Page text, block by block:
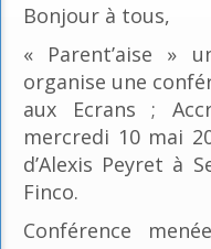
Bonjour à tous,
« Parent’aise »
organise une
aux Ecrans ;
mercredi 10 mai
d’Alexis Peyret à
Finco.
Conférence